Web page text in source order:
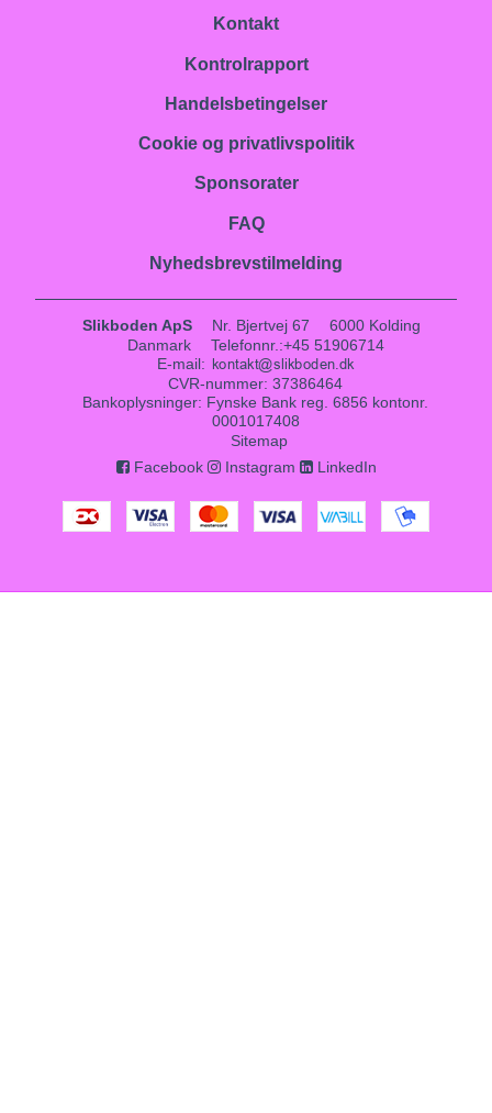
Kontakt
Kontrolrapport
Handelsbetingelser
Cookie og privatlivspolitik
Sponsorater
FAQ
Nyhedsbrevstilmelding
Slikboden ApS Nr. Bjertvej 67
6000 Kolding
Danmark
Telefonnr. :+45 51906714
E-mail:
CVR-nummer: 37386464
Bankoplysninger: Fynske Bank reg. 6856 kontonr.
0001017408
Sitemap
Facebook
Instagram LinkedIn